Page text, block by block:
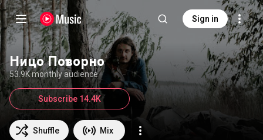
Sign in
Ницо Потворно
53.9K monthly audience
Shuffle Mix
Subscribe 14.4K